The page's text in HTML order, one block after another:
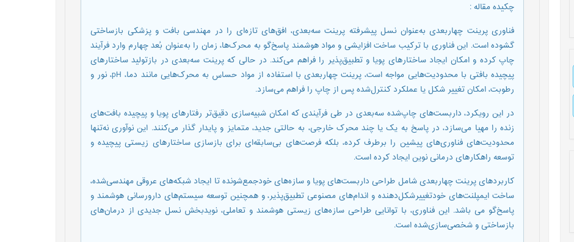
چکیده مقاله:
فناوری پرینت چهار‌بعدی به‌عنوان نسل پیشرفته پرینت سه‌بعدی، افق‌های تازه‌ای را در مهندسی بافت و پزشکی بازساختی
گشوده است. این فناوری با ترکیب ساخت افزایشی و مواد هوشمند پاسخ‌گو به محرک‌ها، زمان را به‌عنوان بُعد چهارم وارد فرآیند
چاپ کرده و امکان ایجاد ساختارهای پویا و تطبیق‌پذیر را فراهم می‌کند. در حالی که پرینت سه‌بعدی در بازتولید ساختارهای
پیچیده بافتی با محدودیت‌هایی مواجه است، پرینت چهار‌بعدی با استفاده از مواد حساس به محرک‌هایی مانند دما، pH، نور و
رطوبت، امکان تغییر شکل یا عملکرد کنترل‌شده پس از چاپ را فراهم می‌سازد.
در این رویکرد، داربست‌های چاپ‌شده سه‌بعدی در طی فرآیندی که امکان شبیه‌سازی دقیق‌تر رفتارهای پویا و پیچیده بافت‌های
زنده را مهیا می‌سازد، در پاسخ به یک یا چند محرک خارجی، به حالتی جدید، متمایز و پایدار گذار می‌کنند. این نوآوری نه‌تنها
محدودیت‌های فناوری‌های پیشین را برطرف کرده، بلکه فرصت‌های بی‌سابقه‌ای برای بازسازی ساختارهای زیستی پیچیده و
توسعه راهکارهای درمانی نوین ایجاد کرده است.
کاربردهای پرینت چهار‌بعدی شامل طراحی داربست‌های پویا و سازه‌های خودجمع‌شونده تا ایجاد شبکه‌های عروقی مهندسی‌شده،
ساخت ایمپلنت‌های خودتغییرشکل‌دهنده و اندام‌های مصنوعی تطبیق‌پذیر، و همچنین توسعه سیستم‌های دارورسانی هوشمند و
پاسخ‌گو می باشد. این فناوری، با توانایی طراحی سازه‌های زیستی هوشمند و تعاملی، نویدبخش نسل جدیدی از درمان‌های
بازساختی و شخصی‌سازی‌شده است.